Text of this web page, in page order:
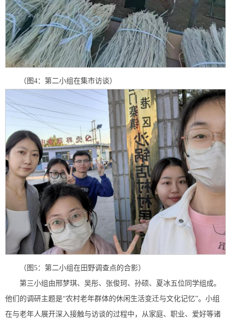
（图4：第二小组在集市访谈）
（图5：第二小组在田野调查点的合影）
第三小组由邢梦琪、吴彤、张俊珂、孙硕、夏冰五位同学组成。
他们的调研主题是“农村老年群体的休闲生活变迁与文化记忆”。小组
在与老年人展开深入接触与访谈的过程中，从家庭、职业、爱好等诸